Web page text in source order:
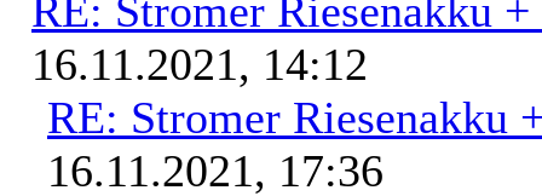
RE: Stromer Riesenakku
16.11.2021, 14:12
RE: Stromer Riesenakku
16.11.2021, 17:36